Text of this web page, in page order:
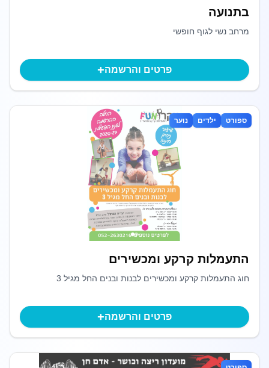
בתנועה
מרחב נשי לגוף חופשי
פרטים והרשמה+
ספורט ילדים נוער
התעמלות קרקע ומכשירים
חוג התעמלות קרקע ומכשירים לבנות ובנים החל מגיל 3
פרטים והרשמה+